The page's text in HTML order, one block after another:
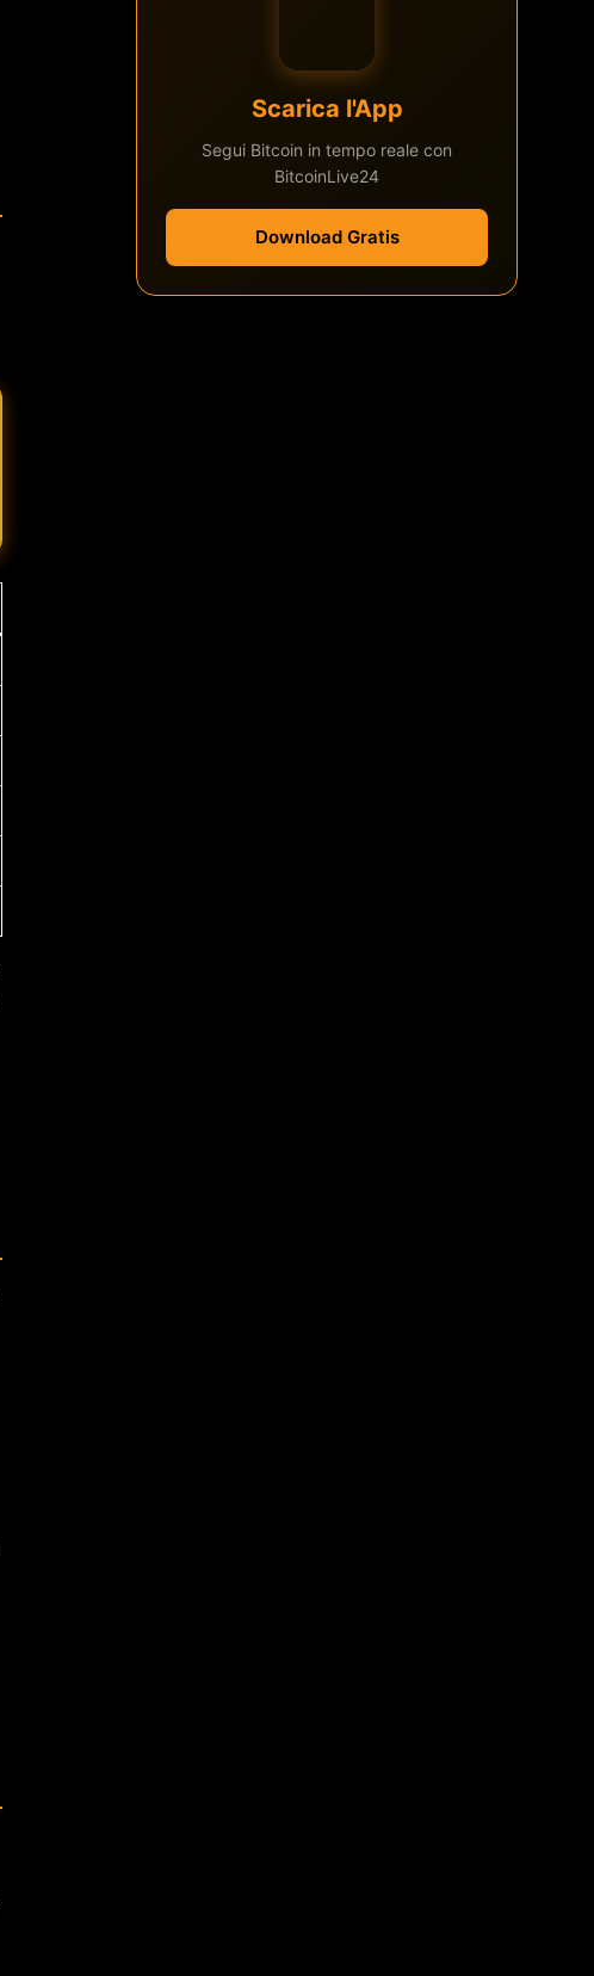
Scarica l'App
Segui Bitcoin in tempo reale con
BitcoinLive24
Download Gratis